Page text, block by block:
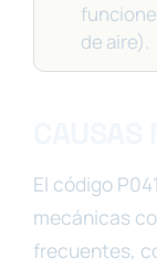
de aire).
El código
mecánicas
frecuentes,